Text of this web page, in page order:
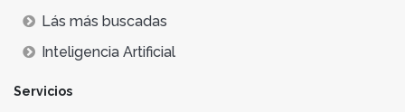
Lás más buscadas
Inteligencia Artificial
Servicios